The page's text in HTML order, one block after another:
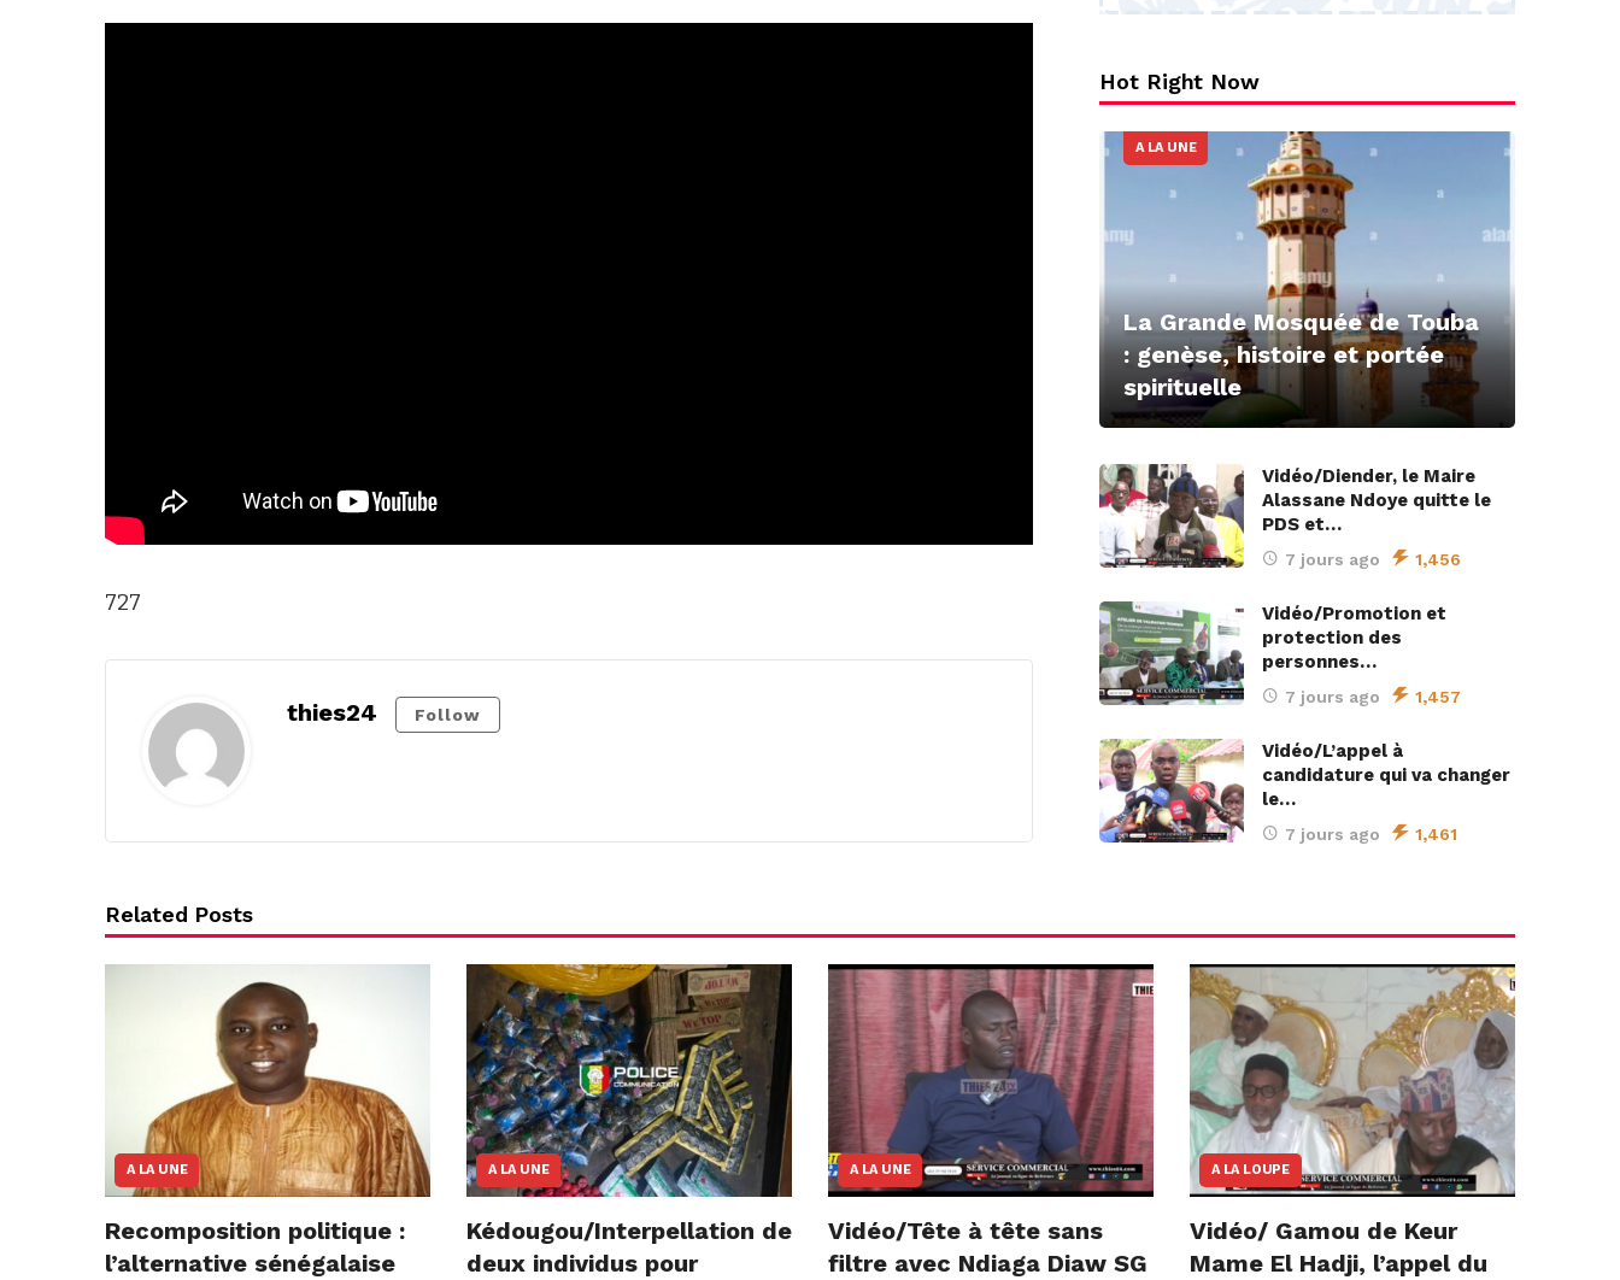
727
thies24 Follow
Hot Right Now
A LA UNE
La Grande Mosquée de Touba
: genèse, histoire et portée
spirituelle
Vidéo/Diender, le Maire
Alassane Ndoye quitte le
PDS et…
7 jours ago 1,456
Vidéo/Promotion et
protection des
personnes…
7 jours ago 1,457
Vidéo/L’appel à
candidature qui va changer
le…
7 jours ago 1,461
Related Posts
A LA UNE
Recomposition politique :
l’alternative sénégalaise
A LA UNE
Kédougou/Interpellation de
deux individus pour
A LA UNE
Vidéo/Tête à tête sans
filtre avec Ndiaga Diaw SG
A LA LOUPE
Vidéo/ Gamou de Keur
Mame El Hadji, l’appel du